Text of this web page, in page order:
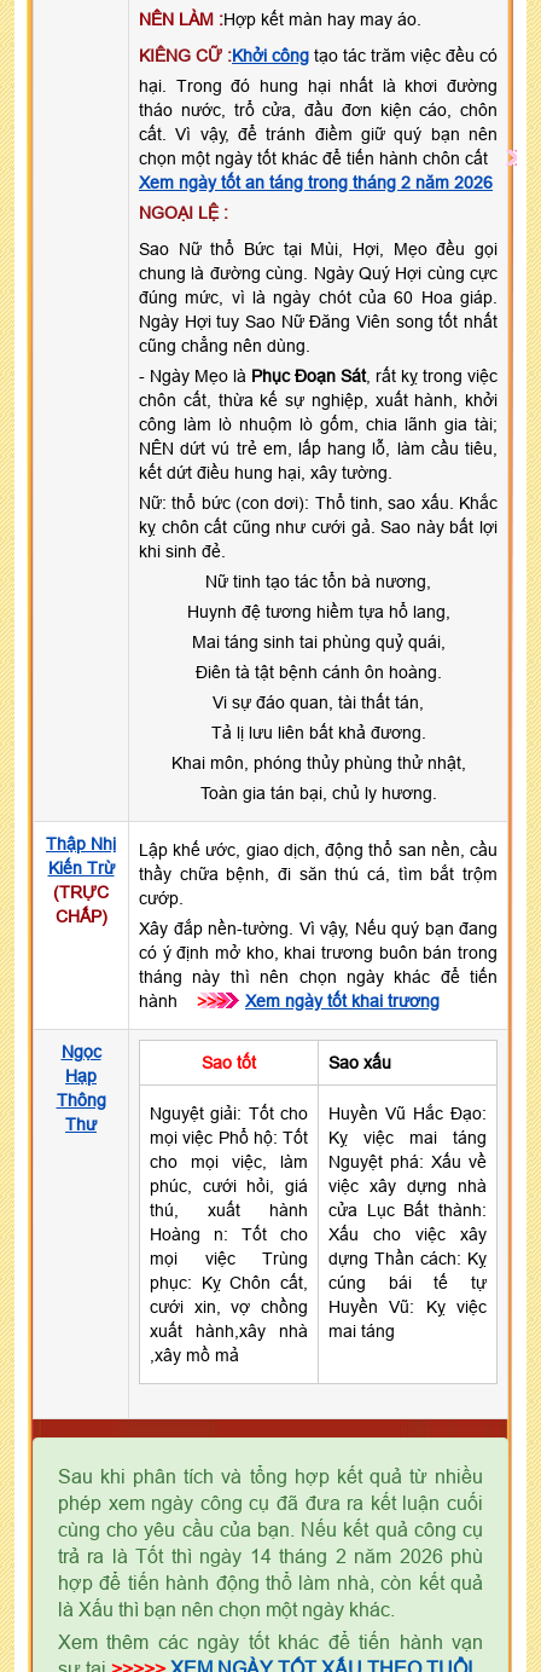
NÊN LÀM :Hợp kết màn hay may áo.
KIÊNG CỮ :Khởi công tạo tác trăm việc đều có
hại. Trong đó hung hại nhất là khơi đường
tháo nước, trổ cửa, đầu đơn kiện cáo, chôn
cất. Vì vậy, để tránh điềm giữ quý bạn nên
chọn một ngày tốt khác để tiến hành chôn cất
Xem ngày tốt an táng trong tháng 2 năm 2026
NGOẠI LỆ :
Sao Nữ thổ Bức tại Mùi, Hợi, Mẹo đều gọi
chung là đường cùng. Ngày Quý Hợi cùng cực
đúng mức, vì là ngày chót của 60 Hoa giáp.
Ngày Hợi tuy Sao Nữ Đăng Viên song tốt nhất
cũng chẳng nên dùng.
- Ngày Mẹo là Phục Đoạn Sát, rất kỵ trong việc
chôn cất, thừa kế sự nghiệp, xuất hành, khởi
công làm lò nhuộm lò gốm, chia lãnh gia tài;
NÊN dứt vú trẻ em, lấp hang lỗ, làm cầu tiêu,
kết dứt điều hung hại, xây tường.
Nữ: thổ bức (con dơi): Thổ tinh, sao xấu. Khắc
kỵ chôn cất cũng như cưới gả. Sao này bất lợi
khi sinh đẻ.
Nữ tinh tạo tác tổn bà nương,
Huynh đệ tương hiềm tựa hổ lang,
Mai táng sinh tai phùng quỷ quái,
Điên tà tật bệnh cánh ôn hoàng.
Vi sự đáo quan, tài thất tán,
Tả lị lưu liên bất khả đương.
Khai môn, phóng thủy phùng thử nhật,
Toàn gia tán bại, chủ ly hương.
Thập Nhị
Kiến Trừ
(TRỰC
CHẤP)
Lập khế ước, giao dịch, động thổ san nền, cầu
thầy chữa bệnh, đi săn thú cá, tìm bắt trộm
cướp.
Xây đắp nền-tường. Vì vậy, Nếu quý bạn đang
có ý định mở kho, khai trương buôn bán trong
tháng này thì nên chọn ngày khác để tiến
hành
>>> Xem ngày tốt khai trương
Ngọc
Hạp
Thông
Thư
Sao tốt Sao xấu
Nguyệt giải: Tốt cho
mọi việc Phổ hộ: Tốt
cho mọi việc, làm
phúc, cưới hỏi, giá
thú, xuất hành
Hoàng n: Tốt cho
mọi việc Trùng
phục: Kỵ Chôn cất,
cưới xin, vợ chồng
xuất hành,xây nhà
,xây mồ mả
Huyền Vũ Hắc Đạo:
Kỵ việc mai táng
Nguyệt phá: Xấu về
việc xây dựng nhà
cửa Lục Bất thành:
Xấu cho việc xây
dựng Thần cách: Kỵ
cúng bái tế tự
Huyền Vũ: Kỵ việc
mai táng
Sau khi phân tích và tổng hợp kết quả từ nhiều
phép xem ngày công cụ đã đưa ra kết luận cuối
cùng cho yêu cầu của bạn. Nếu kết quả công cụ
trả ra là Tốt thì ngày 14 tháng 2 năm 2026 phù
hợp để tiến hành động thổ làm nhà, còn kết quả
là Xấu thì bạn nên chọn một ngày khác.
Xem thêm các ngày tốt khác để tiến hành vạn